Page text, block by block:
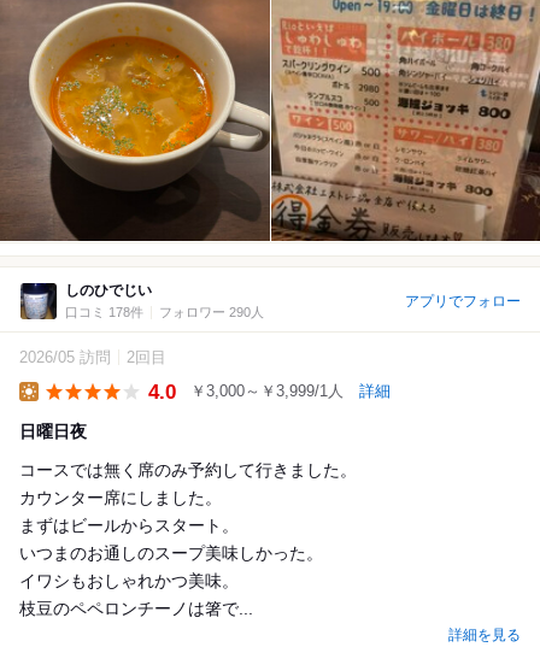
しのひでじい
口コミ 178件 フォロワー 290人
アプリでフォロー
2026/05 訪問 2回目
4.0 ￥3,000～￥3,999/1人 詳細
日曜日夜
コースでは無く席のみ予約して行きました。
カウンター席にしました。
まずはビールからスタート。
いつまのお通しのスープ美味しかった。
イワシもおしゃれかつ美味。
枝豆のペペロンチーノは箸で...
詳細を見る